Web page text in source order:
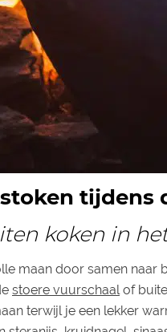
tijdens
koken in
maan door samen naar
stoere vuurschaalof
terwijl je een lekker